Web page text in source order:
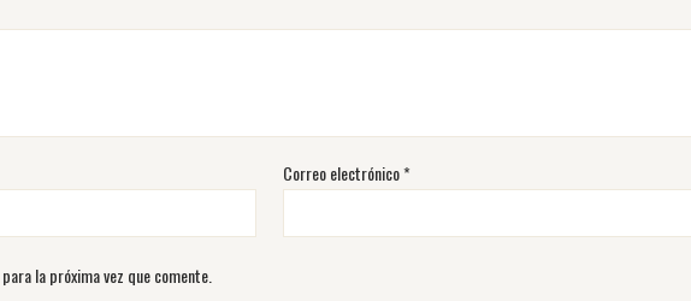
Correo electrónico*
la próxima vez que comente.